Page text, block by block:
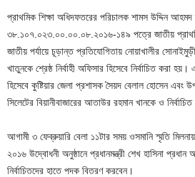
প্রাথমিক শিক্ষা অধিদফতরের পরিচালক শামস উদ্দিন আহমদ
৩৮.১০৭.০২৩.০০.০০.০৮.২০১৬-১৪৯ পত্রে জাতীয়
জাতীয় পর্যায়ে চূড়ান্ত প্রতিযোগিতায় নোয়াখালীর
খাতুনকে শ্রেষ্ঠ নির্বাহী অফিসার হিসেবে নির্বাচিত করা
হিসেবে কুষ্টিয়ার জেলা প্রশাসক সৈয়দ বেলাল হোসেন এবং
সিলেটের বিয়ানীবাজারের আতাউর রহমান খানকে ও
আগামী ৩ ফেব্রুয়ারি বেলা ১১টার সময় ওসমানি স্মৃতি
২০১৬ উদ্বোধনী অনুষ্ঠানে প্রধানমন্ত্রী শেখ হাসিনা
নির্বাচিতদের হাতে পদক বিতরণ করবেন।